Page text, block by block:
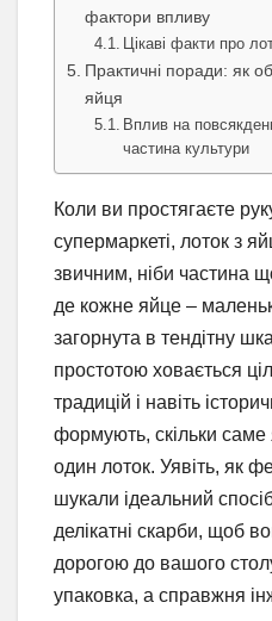
фактори впливу
Цікаві факти про
Практичні поради: як
яйця
Вплив на
частина культури
Коли ви простягаєте
супермаркеті, лоток з
звичним, ніби частина
де кожне яйце –
загорнута в тендітну
простотою ховається
традицій і навіть
формують, скільки саме
один лоток. Уявіть, як
шукали ідеальний
делікатні скарби, щоб
дорогою до вашого
упаковка, а справжня